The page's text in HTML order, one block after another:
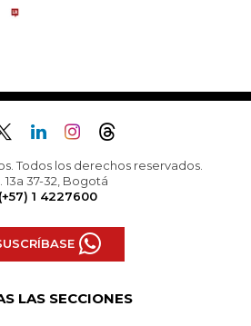
Todos los derechos reservados.
13a 37-32, Bogotá
(+57) 1 4227600
LAS SECCIONES